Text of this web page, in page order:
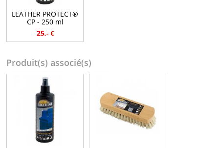
LEATHER PROTECT®
CP - 250 ml
25,- €
Produit(s) associé(s)